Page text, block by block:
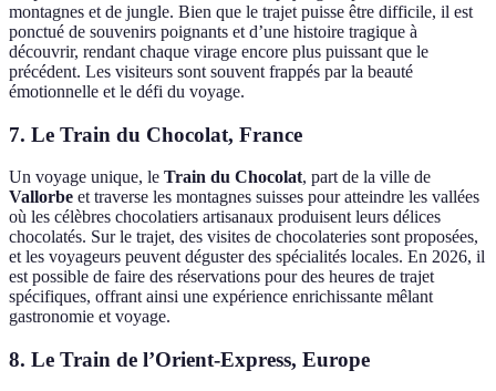
montagnes et de jungle. Bien que le trajet puisse être difficile, il est
ponctué de souvenirs poignants et d’une histoire tragique à
découvrir, rendant chaque virage encore plus puissant que le
précédent. Les visiteurs sont souvent frappés par la beauté
émotionnelle et le défi du voyage.
7. Le Train du Chocolat, France
Un voyage unique, le Train du Chocolat, part de la ville de
Vallorbe et traverse les montagnes suisses pour atteindre les vallées
où les célèbres chocolatiers artisanaux produisent leurs délices
chocolatés. Sur le trajet, des visites de chocolateries sont proposées,
et les voyageurs peuvent déguster des spécialités locales. En 2026, il
est possible de faire des réservations pour des heures de trajet
spécifiques, offrant ainsi une expérience enrichissante mêlant
gastronomie et voyage.
8. Le Train de l’Orient-Express, Europe